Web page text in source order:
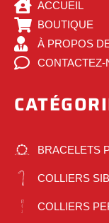
ACCUEIL
BOUTIQUE
À PROPOS
CONTACTEZ-
BRACELETS
COLLIERS
COLLIERS